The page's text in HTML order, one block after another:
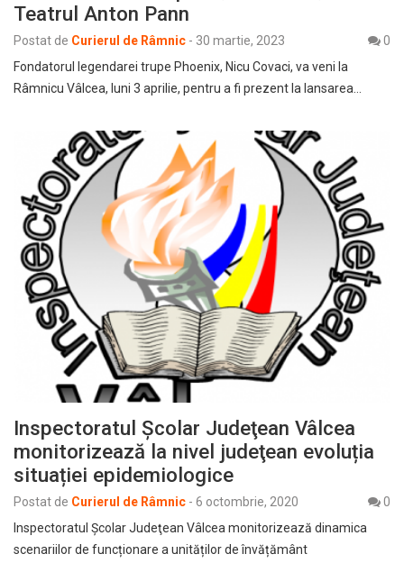
Teatrul Anton Pann
Postat de Curierul de Râmnic - 30 martie, 2023
0
Fondatorul legendarei trupe Phoenix, Nicu Covaci, va veni la
Râmnicu Vâlcea, luni 3 aprilie, pentru a fi prezent la lansarea…
Inspectoratul Şcolar Judeţean Vâlcea
monitorizează la nivel judeţean evoluția
situației epidemiologice
Postat de Curierul de Râmnic - 6 octombrie, 2020
0
Inspectoratul Şcolar Judeţean Vâlcea monitorizează dinamica
scenariilor de funcționare a unităților de învățământ